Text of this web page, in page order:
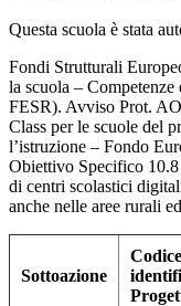
Questa scuola è stata
Fondi Strutturali
la scuola –
FESR). Avviso Prot.
Class per le scuole del
l’istruzione – Fondo
Obiettivo Specifico
di centri scolastici
anche nelle aree rurali
Sottoazione
Codice